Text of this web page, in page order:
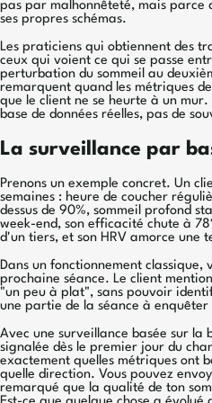
pas par malhonnêteté, mais parce
ses propres schémas.
Les praticiens qui obtiennent des
ceux qui voient ce qui se passe
perturbation du sommeil au
remarquent quand les métriques
que le client ne se heurte à un
base de données réelles, pas de
La surveillance par
Prenons un exemple concret. Un
semaines : heure de coucher
dessus de 90%, sommeil profond
week-end, son efficacité chute à
d'un tiers, et son HRV amorce une
Dans un fonctionnement classique,
prochaine séance. Le client
"un peu à plat", sans pouvoir
une partie de la séance à enquêter
Avec une surveillance basée sur la
signalée dès le premier jour du
exactement quelles métriques ont
quelle direction. Vous pouvez
remarqué que la qualité de ton